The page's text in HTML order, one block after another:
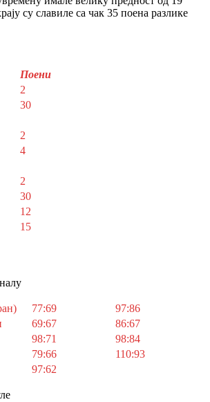
су славиле са чак 35 поена разлике
Поени
2
30
2
4
2
30
12
15
77:69
97:86
69:67
86:67
98:71
98:84
79:66
110:93
97:62